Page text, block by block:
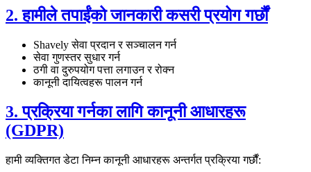
2. हामीले तपाईंको जानकारी कसरी प्रयोग गर्छौं
Shavely सेवा प्रदान र सञ्चालन गर्न
सेवा गुणस्तर सुधार गर्न
ठगी वा दुरुपयोग पत्ता लगाउन र रोक्न
कानूनी दायित्वहरू पालन गर्न
3. प्रक्रिया गर्नका लागि कानूनी आधारहरू
(GDPR)
हामी व्यक्तिगत डेटा निम्न कानूनी आधारहरू अन्तर्गत प्रक्रिया गर्छौं: